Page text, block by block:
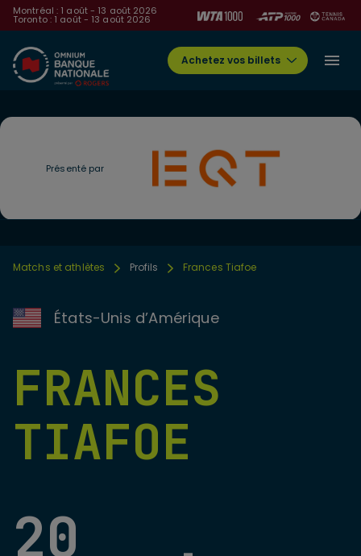
Montréal : 1 août - 13 août 2026
Toronto : 1 août - 13 août 2026
Achetez vos billets
Présenté par
Matchs et athlètes Profils Frances Tiafoe
États-Unis d’Amérique
FRANCES
TIAFOE
20